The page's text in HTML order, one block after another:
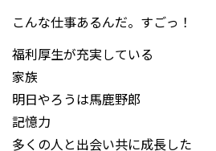
こんな仕事あるんだ。すごっ！
福利厚生が充実している
家族
明日やろうは馬鹿野郎
記憶力
多くの人と出会い共に成長した